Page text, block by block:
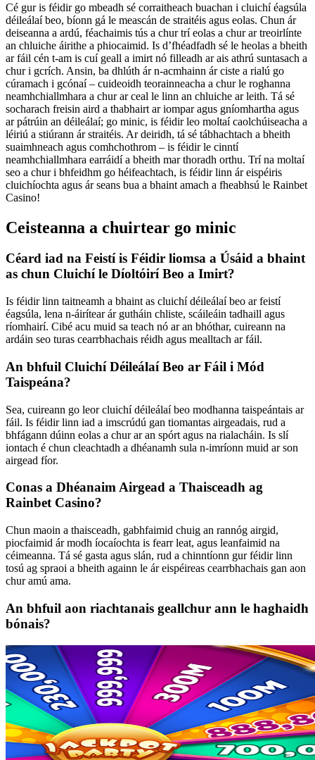
Cé gur is féidir go mbeadh sé corraitheach buachan i cluichí éagsúla
déileálaí beo, bíonn gá le meascán de straitéis agus eolas. Chun ár
deiseanna a ardú, féachaimis tús a chur trí eolas a chur ar treoirlínte
an chluiche áirithe a phiocaimid. Is d’fhéadfadh sé le heolas a bheith
ar fáil cén t-am is cuí geall a imirt nó filleadh ar ais athrú suntasach a
chur i gcrích. Ansin, ba dhlúth ár n-acmhainn ár ciste a rialú go
cúramach i gcónaí – cuideoidh teorainneacha a chur le roghanna
neamhchiallmhara a chur ar ceal le linn an chluiche ar leith. Tá sé
socharach freisin aird a thabhairt ar iompar agus gníomhartha agus
ar pátrúin an déileálaí; go minic, is féidir leo moltaí caolchúiseacha a
léiriú a stiúrann ár straitéis. Ar deiridh, tá sé tábhachtach a bheith
suaimhneach agus comhchothrom – is féidir le cinntí
neamhchiallmhara earráidí a bheith mar thoradh orthu. Trí na moltaí
seo a chur i bhfeidhm go héifeachtach, is féidir linn ár eispéiris
cluichíochta agus ár seans bua a bhaint amach a fheabhsú le Rainbet
Casino!
Ceisteanna a chuirtear go minic
Céard iad na Feistí is Féidir liomsa a Úsáid a bhaint
as chun Cluichí le Díoltóirí Beo a Imirt?
Is féidir linn taitneamh a bhaint as cluichí déileálaí beo ar feistí
éagsúla, lena n-áirítear ár gutháin chliste, scáileáin tadhaill agus
ríomhairí. Cibé acu muid sa teach nó ar an bhóthar, cuireann na
ardáin seo turas cearrbhachais réidh agus mealltach ar fáil.
An bhfuil Cluichí Déileálaí Beo ar Fáil i Mód
Taispeána?
Sea, cuireann go leor cluichí déileálaí beo modhanna taispeántais ar
fáil. Is féidir linn iad a imscrúdú gan tiomantas airgeadais, rud a
bhfágann dúinn eolas a chur ar an spórt agus na rialacháin. Is slí
iontach é chun cleachtadh a dhéanamh sula n-imríonn muid ar son
airgead fíor.
Conas a Dhéanaim Airgead a Thaisceadh ag
Rainbet Casino?
Chun maoin a thaisceadh, gabhfaimid chuig an rannóg airgid,
piocfaimid ár modh íocaíochta is fearr leat, agus leanfaimid na
céimeanna. Tá sé gasta agus slán, rud a chinntíonn gur féidir linn
tosú ag spraoi a bheith againn le ár eispéireas cearrbhachais gan aon
chur amú ama.
An bhfuil aon riachtanais geallchur ann le haghaidh
bónais?